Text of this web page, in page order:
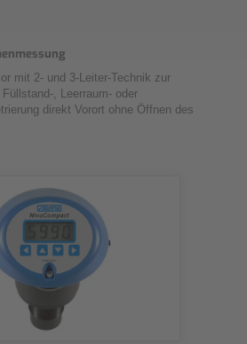
mit 2- und 3-Leiter-Technik zur
, Leerraum- oder
direkt Vorort ohne Öffnen des